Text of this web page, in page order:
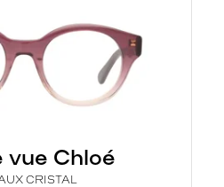
vue Chloé
CRISTAL